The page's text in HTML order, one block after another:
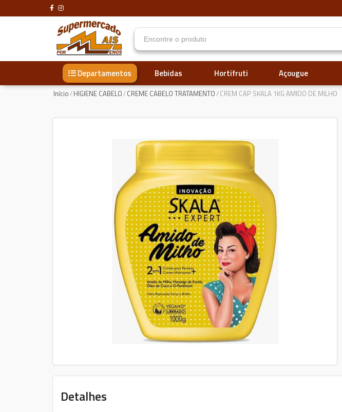
Departamentos Açougue
Hortifruti
Bebidas
Início/HIGIENE CABELO/CREME CABELO TRATAMENTO/CREM CAP SKALA 1KG AMIDO DE MILHO
Detalhes